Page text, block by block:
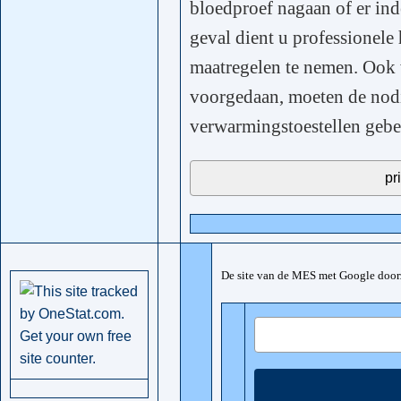
bloedproef nagaan of er
geval dient u
maatregelen te nemen.
voorgedaan, moeten de
verwarmingstoestellen
De site van de MES met Google